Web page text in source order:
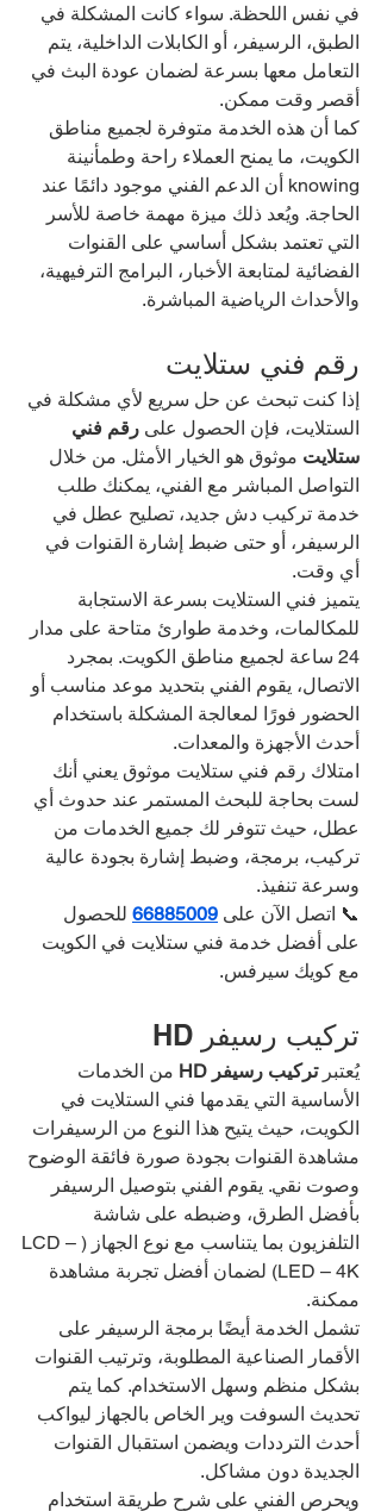
في نفس اللحظة. سواء كانت المشكلة في
الطبق، الرسيفر، أو الكابلات الداخلية، يتم
التعامل معها بسرعة لضمان عودة البث في
أقصر وقت ممكن.
كما أن هذه الخدمة متوفرة لجميع مناطق
الكويت، ما يمنح العملاء راحة وطمأنينة
knowing أن الدعم الفني موجود دائمًا عند
الحاجة. ويُعد ذلك ميزة مهمة خاصة للأسر
التي تعتمد بشكل أساسي على القنوات
الفضائية لمتابعة الأخبار، البرامج الترفيهية،
والأحداث الرياضية المباشرة.
رقم فني ستلايت
إذا كنت تبحث عن حل سريع لأي مشكلة في
الستلايت، فإن الحصول على رقم فني
ستلايت موثوق هو الخيار الأمثل. من خلال
التواصل المباشر مع الفني، يمكنك طلب
خدمة تركيب دش جديد، تصليح عطل في
الرسيفر، أو حتى ضبط إشارة القنوات في
أي وقت.
يتميز فني الستلايت بسرعة الاستجابة
للمكالمات، وخدمة طوارئ متاحة على مدار
24 ساعة لجميع مناطق الكويت. بمجرد
الاتصال، يقوم الفني بتحديد موعد مناسب أو
الحضور فورًا لمعالجة المشكلة باستخدام
أحدث الأجهزة والمعدات.
امتلاك رقم فني ستلايت موثوق يعني أنك
لست بحاجة للبحث المستمر عند حدوث أي
عطل، حيث تتوفر لك جميع الخدمات من
تركيب، برمجة، وضبط إشارة بجودة عالية
وسرعة تنفيذ.
📞 اتصل الآن على 66885009 للحصول
على أفضل خدمة فني ستلايت في الكويت
مع كويك سيرفس.
تركيب رسيفر HD
يُعتبر تركيب رسيفر HD
من الخدمات
الأساسية التي يقدمها فني الستلايت في
الكويت، حيث يتيح هذا النوع من الرسيفرات
مشاهدة القنوات بجودة صورة فائقة الوضوح
وصوت نقي. يقوم الفني بتوصيل الرسيفر
بأفضل الطرق، وضبطه على شاشة
التلفزيون بما يتناسب مع نوع الجهاز (LCD –
LED – 4K) لضمان أفضل تجربة مشاهدة
ممكنة.
تشمل الخدمة أيضًا برمجة الرسيفر على
الأقمار الصناعية المطلوبة، وترتيب القنوات
بشكل منظم وسهل الاستخدام. كما يتم
تحديث السوفت وير الخاص بالجهاز ليواكب
أحدث الترددات ويضمن استقبال القنوات
الجديدة دون مشاكل.
ويحرص الفني على شرح طريقة استخدام